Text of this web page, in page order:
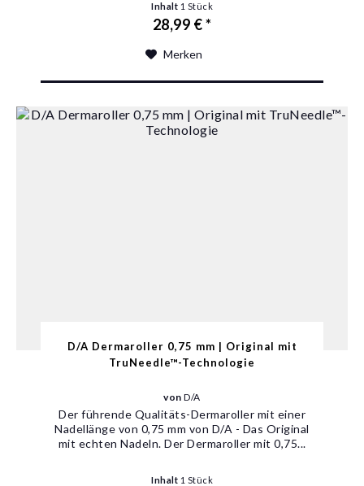
Inhalt 1 Stück
28,99 € *
Merken
D/A Dermaroller 0,75 mm | Original mit
TruNeedle™-Technologie
vonD/A
Der führende Qualitäts-Dermaroller mit einer
Nadellänge von 0,75 mm von D/A - Das Original
mit echten Nadeln‎. Der Dermaroller mit 0,75...
Inhalt 1 Stück